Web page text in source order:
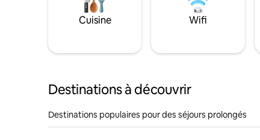
Cuisine Wifi
Destinations à découvrir
Destinations populaires pour des séjours prolongés